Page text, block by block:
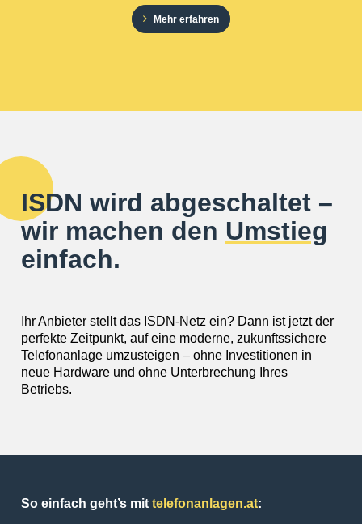
Mehr erfahren
ISDN wird abgeschaltet –
wir machen den Umstieg
einfach.
Ihr Anbieter stellt das ISDN-Netz ein? Dann ist jetzt der
perfekte Zeitpunkt, auf eine moderne, zukunftssichere
Telefonanlage umzusteigen – ohne Investitionen in
neue Hardware und ohne Unterbrechung Ihres
Betriebs.
So einfach geht’s mit telefonanlagen.at: